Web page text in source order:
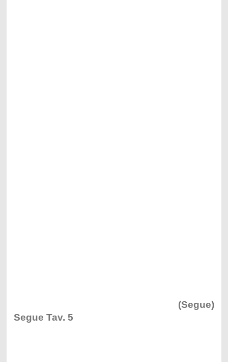
(Segue)
Segue Tav. 5